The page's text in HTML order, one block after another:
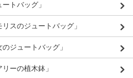
トバッグ」
スのジュートバッグ」
ジュートバッグ」
ーの植木鉢」